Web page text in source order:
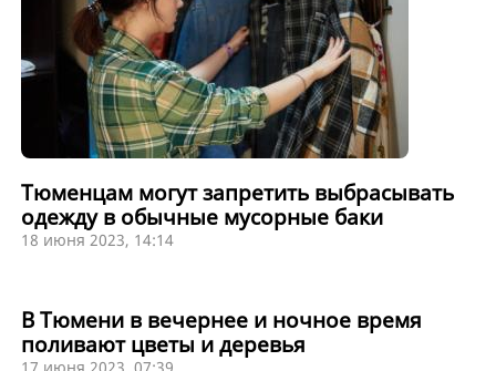
Тюменцам могут запретить выбрасывать
одежду в обычные мусорные баки
18 июня 2023, 14:14
В Тюмени в вечернее и ночное время
поливают цветы и деревья